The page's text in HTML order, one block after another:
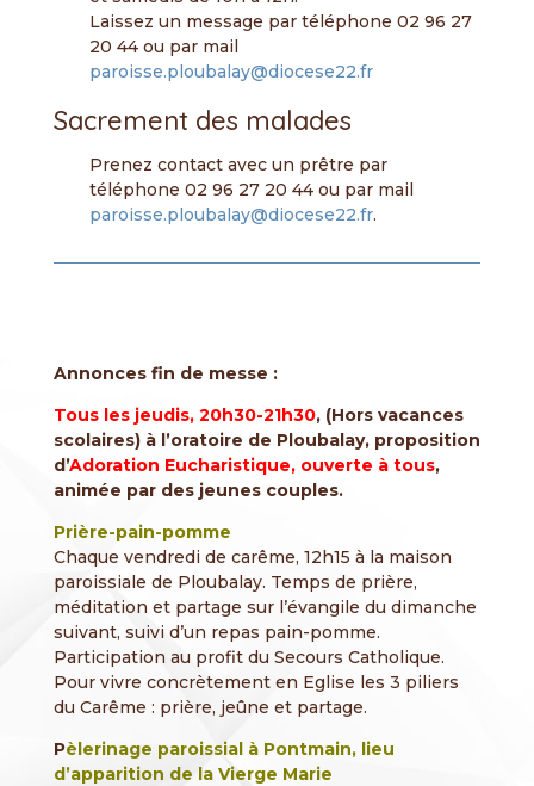
Laissez un message par téléphone 02 96 27
20 44 ou par mail
paroisse.ploubalay@diocese22.fr
Sacrement des malades
Prenez contact avec un prêtre par
téléphone 02 96 27 20 44 ou par mail
paroisse.ploubalay@diocese22.fr.
Annonces fin de messe :
Tous les jeudis, 20h30-21h30, (Hors vacances
scolaires) à l’oratoire de Ploubalay, proposition
d’Adoration Eucharistique, ouverte à tous,
animée par des jeunes couples.
Prière-pain-pomme
Chaque vendredi de carême, 12h15 à la maison
paroissiale de Ploubalay. Temps de prière,
méditation et partage sur l’évangile du dimanche
suivant, suivi d’un repas pain-pomme.
Participation au profit du Secours Catholique.
Pour vivre concrètement en Eglise les 3 piliers
du Carême : prière, jeûne et partage.
Pèlerinage paroissial à Pontmain, lieu
d’apparition de la Vierge Marie